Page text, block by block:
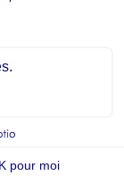
CRM ?
un cahier